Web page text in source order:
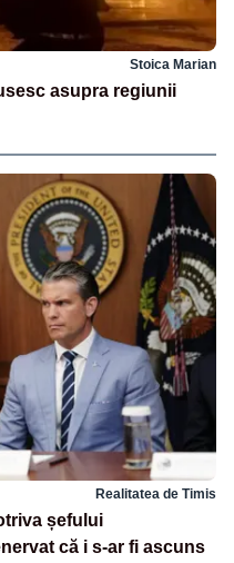
Stoica Marian
asupra regiunii
Realitatea de Timis
șefului
că i s-ar fi ascuns